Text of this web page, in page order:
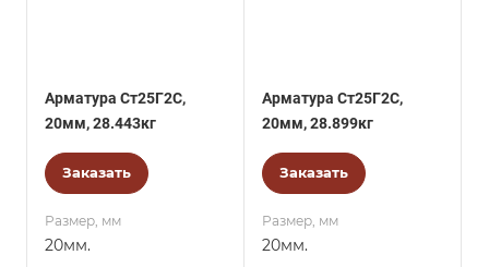
Арматура Ст25Г2С,
20мм, 28.443кг
Заказать
Размер, мм
20мм.
Арматура Ст25Г2С,
20мм, 28.899кг
Заказать
Размер, мм
20мм.